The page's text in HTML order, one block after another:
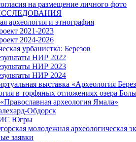
на размещение личного фото
археология и этнография
2021-2023
2024-2026
урбанистка: Березов
НИР 2022
НИР 2023
НИР 2024
выставка «Археология
в торфяных отложениях озера
археология Ямала»
Обдорск
Югры
молодежная археологическая
заявки